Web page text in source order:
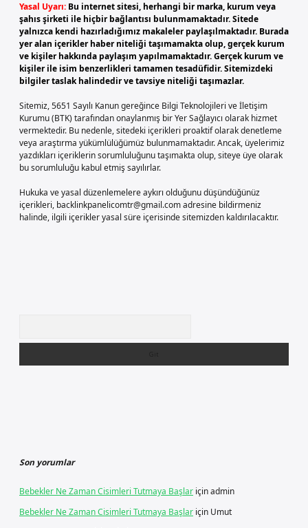
Yasal Uyarı: Bu internet sitesi, herhangi bir marka, kurum veya
şahıs şirketi ile hiçbir bağlantısı bulunmamaktadır. Sitede
yalnızca kendi hazırladığımız makaleler paylaşılmaktadır. Burada
yer alan içerikler haber niteliği taşımamakta olup, gerçek kurum
ve kişiler hakkında paylaşım yapılmamaktadır. Gerçek kurum ve
kişiler ile isim benzerlikleri tamamen tesadüfidir. Sitemizdeki
bilgiler taslak halindedir ve tavsiye niteliği taşımazlar.
Sitemiz, 5651 Sayılı Kanun gereğince Bilgi Teknolojileri ve İletişim
Kurumu (BTK) tarafından onaylanmış bir Yer Sağlayıcı olarak hizmet
vermektedir. Bu nedenle, sitedeki içerikleri proaktif olarak denetleme
veya araştırma yükümlülüğümüz bulunmamaktadır. Ancak, üyelerimiz
yazdıkları içeriklerin sorumluluğunu taşımakta olup, siteye üye olarak
bu sorumluluğu kabul etmiş sayılırlar.
Hukuka ve yasal düzenlemelere aykırı olduğunu düşündüğünüz
içerikleri, backlinkpanelicomtr@gmail.comadresine bildirmeniz
halinde, ilgili içerikler yasal süre içerisinde sitemizden kaldırılacaktır.
Son yorumlar
Bebekler Ne Zaman Cisimleri Tutmaya Başlar içinadmin
Bebekler Ne Zaman Cisimleri Tutmaya Başlar için Umut